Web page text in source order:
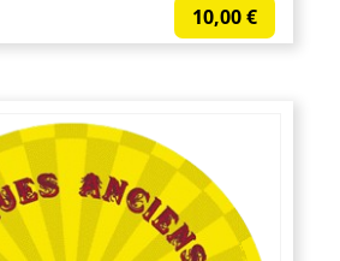
10,00€